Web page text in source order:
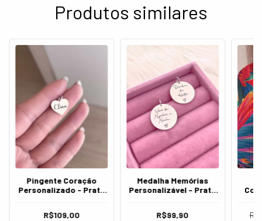
Produtos similares
Pingente Coração
Personalizado - Prata
R$109,00
Medalha Memórias
Personalizável - Prata
R$99,90